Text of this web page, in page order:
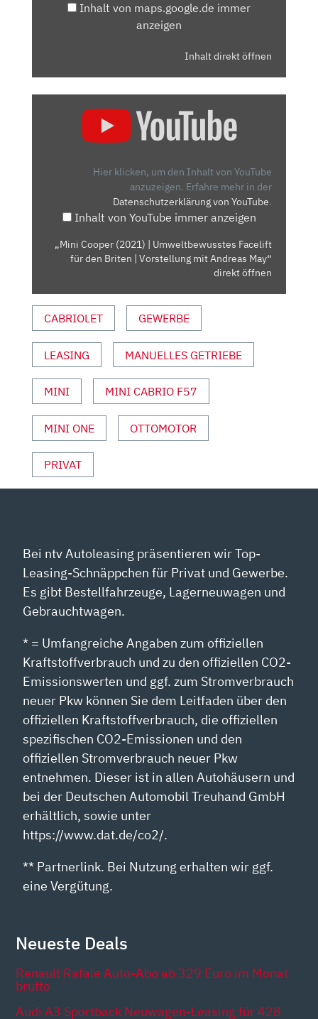
Inhalt von maps.google.de immer
anzeigen
Inhalt direkt öffnen
UMWELTBEWUSSTES
BRITEN
| VORSTELLUNG
MAY“
VON
YOUTUBE
ANZEIGEN
Hier klicken, um den Inhalt von YouTube
anzuzeigen. Erfahre mehr in der
Datenschutzerklärung von YouTube.
Inhalt von YouTube immer anzeigen
„Mini Cooper (2021) | Umweltbewusstes Facelift
für den Briten | Vorstellung mit Andreas May“
direkt öffnen
CABRIOLET GEWERBE
LEASING MANUELLES GETRIEBE
MINI MINI CABRIO F57
MINI ONE OTTOMOTOR
PRIVAT
Bei ntv Autoleasing präsentieren wir Top-
Leasing-Schnäppchen für Privat und Gewerbe.
Es gibt Bestellfahrzeuge, Lagerneuwagen und
Gebrauchtwagen.
* = Umfangreiche Angaben zum offiziellen
Kraftstoffverbrauch und zu den offiziellen CO2-
Emissionswerten und ggf. zum Stromverbrauch
neuer Pkw können Sie dem Leitfaden über den
offiziellen Kraftstoffverbrauch, die offiziellen
spezifischen CO2-Emissionen und den
offiziellen Stromverbrauch neuer Pkw
entnehmen. Dieser ist in allen Autohäusern und
bei der Deutschen Automobil Treuhand GmbH
erhältlich, sowie unter
https://www.dat.de/co2/.
** Partnerlink. Bei Nutzung erhalten wir ggf.
eine Vergütung.
Neueste Deals
Renault Rafale Auto-Abo ab 329 Euro im Monat
brutto
Audi A3 Sportback Neuwagen-Leasing für 428